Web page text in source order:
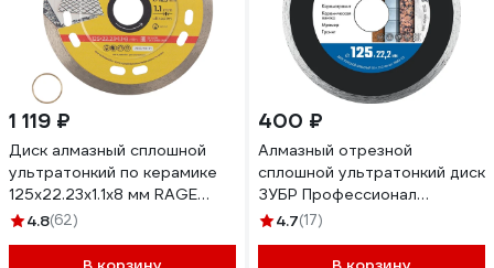
1 119 ₽
Диск алмазный сплошной
ультратонкий по керамике
125x22.23x1.1x8 мм RAGE
Furious 605127
4.8(62)
400 ₽
Алмазный отрезной
сплошной ультратонкий диск
ЗУБР Профессионал
Чисторез 125 мм 36663-125
4.7(17)